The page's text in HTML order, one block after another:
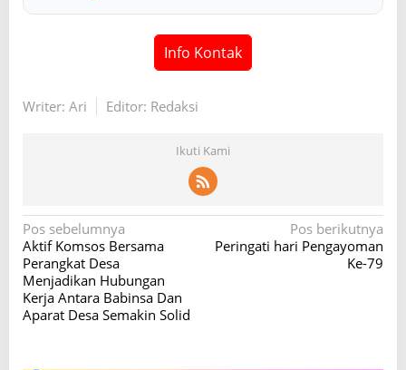
Info Kontak
Writer: Ari Editor: Redaksi
Ikuti Kami
N
a
v
i
Pos sebelumnya
Aktif Komsos Bersama
Perangkat Desa
Menjadikan Hubungan
Kerja Antara Babinsa Dan
Aparat Desa Semakin Solid
Pos berikutnya
Peringati hari Pengayoman
Ke-79